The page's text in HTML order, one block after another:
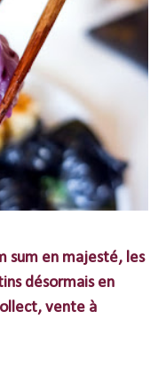
sum en majesté, les
désormais en
vente à